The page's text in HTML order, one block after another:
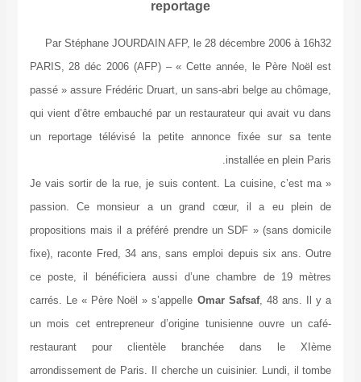
reportage
Par Stéphane JOURDAIN AFP, le 28 décembre 2006 à 16h32
PARIS, 28 déc 2006 (AFP) – « Cette année, le Père Noël est
passé » assure Frédéric Druart, un sans-abri belge au chômage,
qui vient d’être embauché par un restaurateur qui avait vu dans
un reportage télévisé la petite annonce fixée sur sa tente
installée en plein Paris.
« Je vais sortir de la rue, je suis content. La cuisine, c’est ma
passion. Ce monsieur a un grand cœur, il a eu plein de
propositions mais il a préféré prendre un SDF » (sans domicile
fixe), raconte Fred, 34 ans, sans emploi depuis six ans. Outre
ce poste, il bénéficiera aussi d’une chambre de 19 mètres
carrés. Le « Père Noël » s’appelle Omar Safsaf, 48 ans. Il y a
un mois cet entrepreneur d’origine tunisienne ouvre un café-
restaurant pour clientèle branchée dans le XIème
arrondissement de Paris. Il cherche un cuisinier. Lundi, il tombe